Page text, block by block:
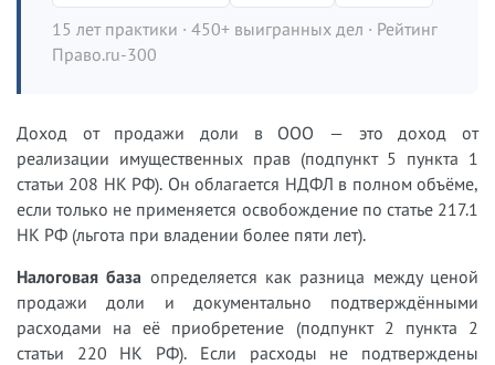
15 лет практики · 450+ выигранных дел · Рейтинг
Право.ru-300
Доход от продажи доли в ООО — это доход от
реализации имущественных прав (подпункт 5 пункта 1
статьи 208 НК РФ). Он облагается НДФЛ в полном объёме,
если только не применяется освобождение по статье 217.1
НК РФ (льгота при владении более пяти лет).
Налоговая база определяется как разница между ценой
продажи доли и документально подтверждёнными
расходами на её приобретение (подпункт 2 пункта 2
статьи 220 НК РФ). Если расходы не подтверждены